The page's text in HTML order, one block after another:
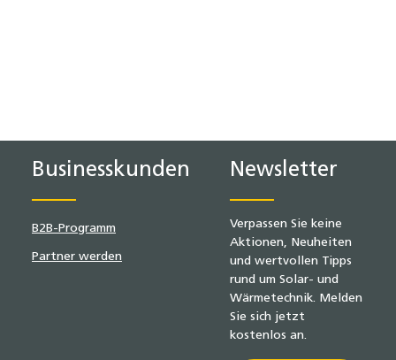
Businesskunden
B2B-Programm
Partner werden
Newsletter
Verpassen Sie keine
Aktionen, Neuheiten
und wertvollen Tipps
rund um Solar- und
Wärmetechnik. Melden
Sie sich jetzt
kostenlos an.